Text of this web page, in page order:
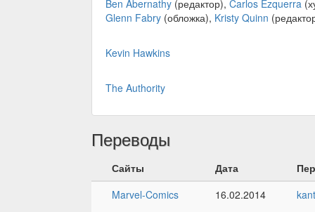
Ben Abernathy (редактор), Carlos Ezquerra
Glenn Fabry (обложка), Kristy Quinn
Kevin Hawkins
The Authority
Переводы
Сайты Дата
Marvel-Comics
16.02.2014